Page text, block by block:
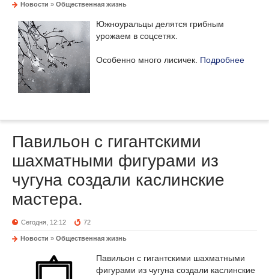
Новости » Общественная жизнь
Южноуральцы делятся грибным
урожаем в соцсетях.
Особенно много лисичек. Подробнее
Павильон с гигантскими
шахматными фигурами из
чугуна создали каслинские
мастера.
Сегодня, 12:12 72
Новости » Общественная жизнь
Павильон с гигантскими шахматными
фигурами из чугуна создали каслинские